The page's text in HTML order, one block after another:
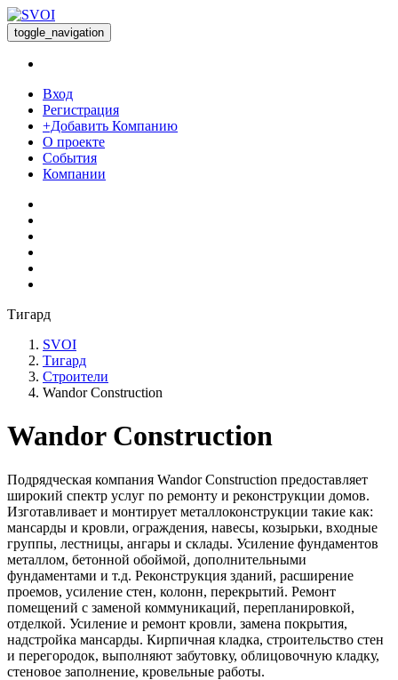
toggle_navigation
Вход
Регистрация
+Добавить Компанию
О проекте
События
Компании
Тигард
SVOI
Тигард
Строители
Wandor Construction
Wandor Construction
Подрядческая компания Wandor Construction предоставляет
широкий спектр услуг по ремонту и реконструкции домов.
Изготавливает и монтирует металлоконструкции такие как:
мансарды и кровли, ограждения, навесы, козырьки, входные
группы, лестницы, ангары и склады. Усиление фундаментов
металлом, бетонной обоймой, дополнительными
фундаментами и т.д. Реконструкция зданий, расширение
проемов, усиление стен, колонн, перекрытий. Ремонт
помещений с заменой коммуникаций, перепланировкой,
отделкой. Усиление и ремонт кровли, замена покрытия,
надстройка мансарды. Кирпичная кладка, строительство стен
и перегородок, выполняют забутовку, облицовочную кладку,
стеновое заполнение, кровельные работы.